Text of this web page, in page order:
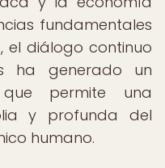
fundamentales
el diálogo continuo
ha generado un
permite una
y profunda del
humano.